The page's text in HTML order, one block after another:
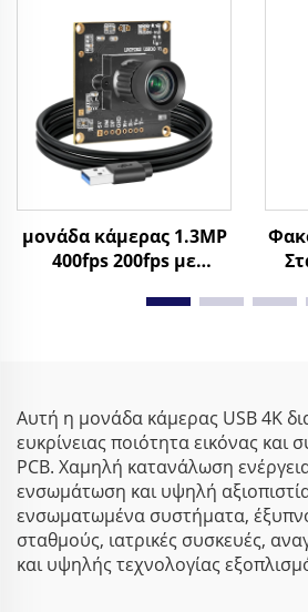
αρχείων εικόνας
μονάδα κάμερας 1.3MP
400fps 200fps με
USB3.0 για
Αυτή η μονάδα κάμερας USB 4K
ευκρίνειας ποιότητα εικόνας και
PCB. Χαμηλή κατανάλωση
ενσωμάτωση και υψηλή
ενσωματωμένα συστήματα,
σταθμούς, ιατρικές συσκευές,
και υψηλής τεχνολογίας